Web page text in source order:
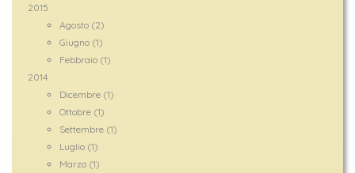
2015
Agosto (2)
Giugno (1)
Febbraio (1)
2014
Dicembre (1)
Ottobre (1)
Settembre (1)
Luglio (1)
Marzo (1)